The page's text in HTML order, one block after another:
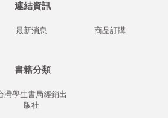
連結資訊
最新消息
商品訂購
書籍分類
灣學生書局經銷出
版社